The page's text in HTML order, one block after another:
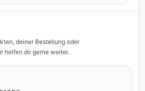
deiner Bestellung oder
helfen dir gerne weiter.